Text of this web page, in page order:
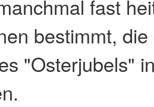
fast
bestimmt,
"Osterjubels"